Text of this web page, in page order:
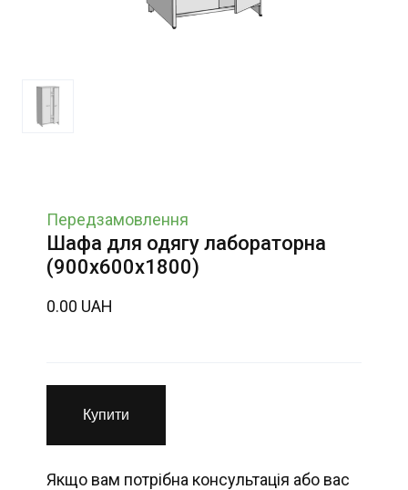
Передзамовлення
Шафа для одягу лабораторна
(900х600х1800)
0.00 UAH
Купити
Якщо вам потрібна консультація або вас